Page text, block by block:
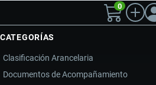
0
CATEGORÍAS
Clasificación Arancelaria
Documentos de Acompañamiento